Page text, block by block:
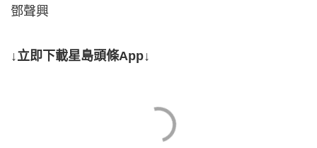
鄧聲興
↓立即下載星島頭條App↓